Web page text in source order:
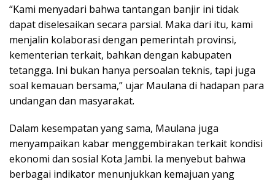
“Kami menyadari bahwa tantangan banjir ini tidak
dapat diselesaikan secara parsial. Maka dari itu, kami
menjalin kolaborasi dengan pemerintah provinsi,
kementerian terkait, bahkan dengan kabupaten
tetangga. Ini bukan hanya persoalan teknis, tapi juga
soal kemauan bersama,” ujar Maulana di hadapan para
undangan dan masyarakat.
Dalam kesempatan yang sama, Maulana juga
menyampaikan kabar menggembirakan terkait kondisi
ekonomi dan sosial Kota Jambi. Ia menyebut bahwa
berbagai indikator menunjukkan kemajuan yang